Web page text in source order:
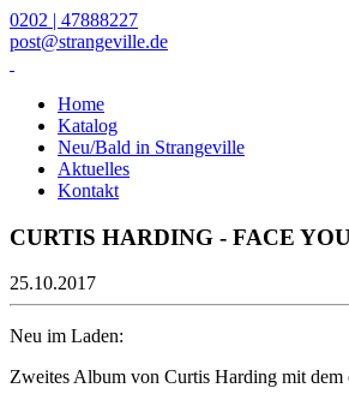
0202 | 47888227
post@strangeville.de
Home
Katalog
Neu/Bald in Strangeville
Aktuelles
Kontakt
CURTIS HARDING - FACE
25.10.2017
Neu im Laden:
Zweites Album von Curtis Harding mit